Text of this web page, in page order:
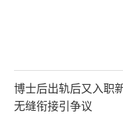
博士后出轨后又入职
无缝衔接引争议